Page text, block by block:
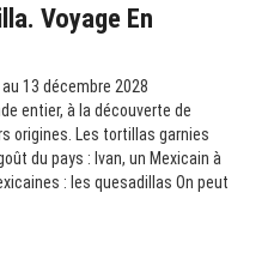
Voyage En
13 décembre 2028
entier, à la découverte de
origines. Les tortillas garnies
du pays : Ivan, un Mexicain à
: les quesadillas On peut